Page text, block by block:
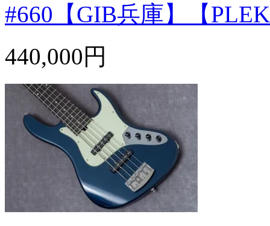
#660【GIB兵庫】【
440,000円